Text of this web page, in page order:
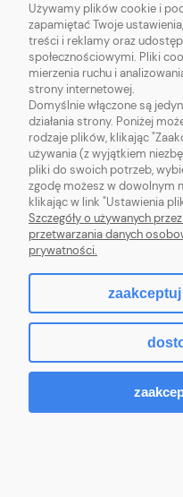
O NAS
OBSŁUGA KLIENTA
POMOC
MOJE KONTO
Sklep
Używamy plików cookie i
zapamiętać Twoje
treści i reklamy oraz
społecznościowymi. Pliki
mierzenia ruchu i
strony internetowej.
Domyślnie włączone są
działania strony. Poniżej
rodzaje plików, klikając
używania (z wyjątkiem
pliki do swoich potrzeb,
zgodę możesz w dowolnym
klikając w link "Ustawienia
Szczegóły o używanych
przetwarzania danych
prywatności.